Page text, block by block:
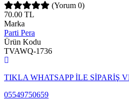
(Yorum 0)
70.00 TL
Marka
Parti Pera
Ürün Kodu
TVAWQ-1736
TIKLA WHATSAPP İLE SİPARİŞ
05549750659